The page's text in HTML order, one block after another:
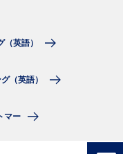
英語）
（英語）
マー